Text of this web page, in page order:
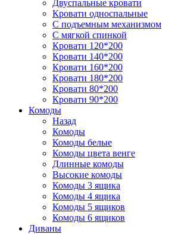
Двуспальные кровати
Кровати односпальные
С подъемным механизмом
С мягкой спинкой
Кровати 120*200
Кровати 140*200
Кровати 160*200
Кровати 180*200
Кровати 80*200
Кровати 90*200
Комоды
Назад
Комоды
Комоды белые
Комоды цвета венге
Длинные комоды
Высокие комоды
Комоды 3 ящика
Комоды 4 ящика
Комоды 5 ящиков
Комоды 6 ящиков
Диваны